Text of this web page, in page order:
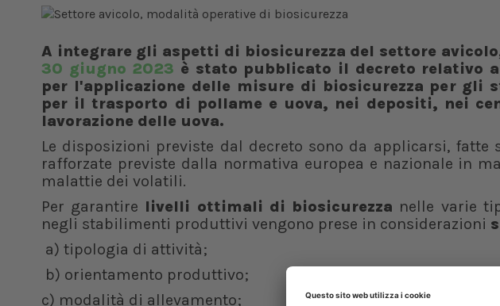
A integrare gli aspetti di biosicurezza del settore
30 giugno 2023 è stato pubblicato il decreto relativo
per l'applicazione delle misure di biosicurezza per gli
per il trasporto di pollame e uova, nei depositi, nei
lavorazione delle uova.
Le disposizioni previste dal decreto sono da applicarsi,
rafforzate previste dalla normativa europea e nazionale in
malattie dei volatili.
Per garantire livelli ottimali di biosicurezza nelle varie
negli stabilimenti produttivi vengono prese in considerazioni
a) tipologia di attività;
b) orientamento produttivo;
c) modalità di allevamento;